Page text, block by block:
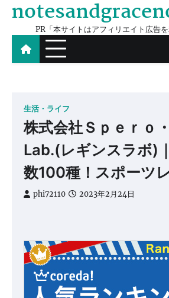
Skip
contentPR「本サイトはアフィリエイト広告を
生活・ライフ
株式会社Ｓｐｅｒｏ
Lab.(レギンスラボ)
数100種！スポーツ
phi72110 2023年2月24日